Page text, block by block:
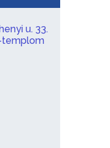
u. 33.
templom